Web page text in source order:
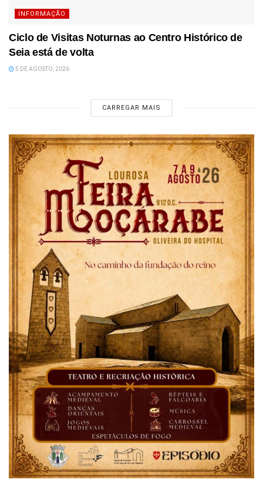
INFORMAÇÃO
Ciclo de Visitas Noturnas ao Centro Histórico de
Seia está de volta
5 DE AGOSTO, 2026
CARREGAR MAIS